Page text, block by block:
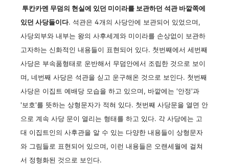
투칸카멘 무덤의 현실에 있던 미이라를 보관하던 석관 바깥쪽에
있던 사당들이다. 석관은 4개의 사당안에 보관되어 있었으며,
사당외부와 내부는 왕의 사후세계와 미이라를 손상없이 보관하
고자하는 신화적인 내용들이 표현되어 있다. 첫번째에서 세번째
사당은 부속품형태로 운반해서 무덤안에서 조립한 것으로 보이
며, 네번째 사당은 석관을 싣고 운구해온 것으로 보인다. 첫번째
사당은 이집트 예배당 모습을 하고 있으며, 바깥에는 '안정'과
'보호'를 뜻하는 상형문자가 적혀 있다. 첫번째 사당문을 열면 안
으로 계속 사당 문이 열리는 형태를 하고 있다. 각 사당에는 고
대 이집트인의 사후관을 알 수 있는 다양한 내용들이 상형문자
와 그림들로 표현되어 있으며, 이런 내용들은 오랜세월에 걸쳐
서 정형화된 것으로 보인다.